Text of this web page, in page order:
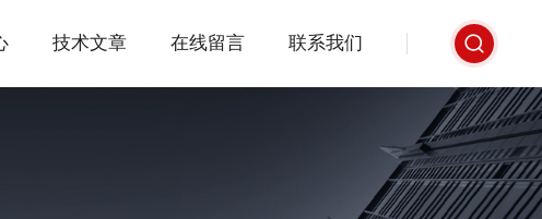
技术文章 在线留言 联系我们